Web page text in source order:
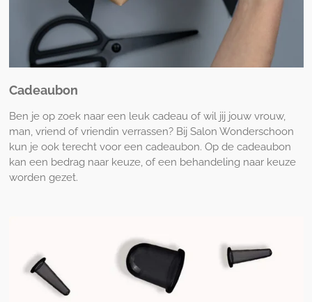
Cadeaubon
Ben je op zoek naar een leuk cadeau of wil jij jouw vrouw,
man, vriend of vriendin verrassen? Bij Salon Wonderschoon
kun je ook terecht voor een cadeaubon. Op de cadeaubon
kan een bedrag naar keuze, of een behandeling naar keuze
worden gezet.